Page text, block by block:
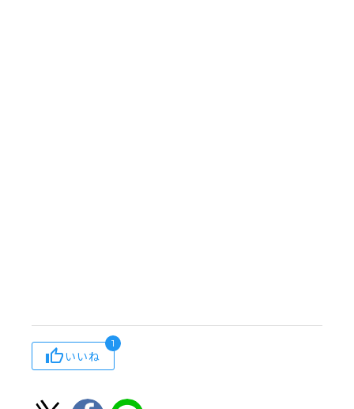
いいね
1